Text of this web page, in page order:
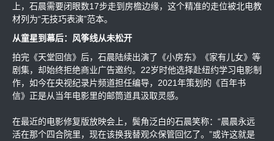
上，石晨需要闭眼数17步走到房檐边缘，这个精准的走位被北电教
材列为“无技巧表演”范本。
从童星到幕后：风筝线从未松开
拍完《天堂回信》后，石晨陆续出演了《小房东》《家有儿女》等
剧集，却始终拒绝商业广告邀约。22岁时他选择赴纽约学习电影制
作，如今在央视纪录片频道担任编导，2021年策划的《百年书
信》正是从当年电影里的邮筒道具汲取灵感。
在最近的电影修复版放映会上，鬓角泛白的石晨笑称：“晨晨永远
活在那个四合院里，现在该换我替观众保管回忆了。”或许这就是